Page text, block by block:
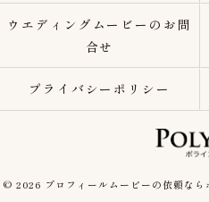
ウエディングムービーのお問
合せ
プライバシーポリシー
© 2026 プロフィールムービーの依頼な